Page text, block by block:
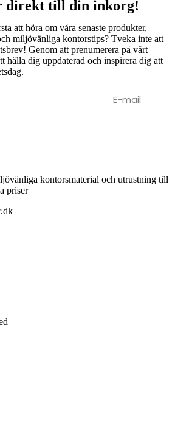
direkt till din inkorg!
att höra om våra senaste produkter,
miljövänliga kontorstips? Tveka inte att
Genom att prenumerera på vårt
hålla dig uppdaterad och inspirera dig att
kontorsmaterial och utrustning till
priser